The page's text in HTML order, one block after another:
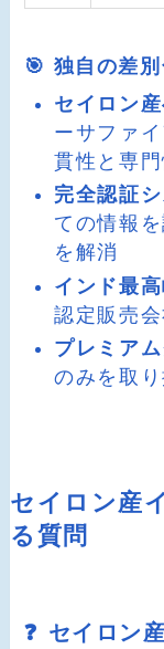
🎯 独自の差別
セイロン
ーサファ
貫性と専
完全認証
ての情報
を解消
インド最
認定販売
プレミア
のみを取
セイロン産
る質問
❓ セイロン